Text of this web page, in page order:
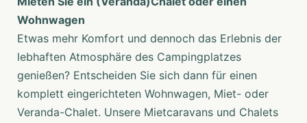
Wohnwagen
Etwas mehr Komfort und dennoch das Erlebnis der
lebhaften Atmosphäre des Campingplatzes
genießen? Entscheiden Sie sich dann für einen
komplett eingerichteten Wohnwagen, Miet- oder
Veranda-Chalet. Unsere Mietcaravans und Chalets